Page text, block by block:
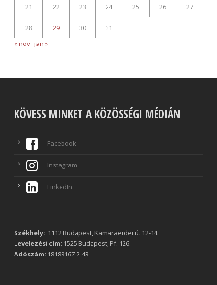
21 22 23 24 25 26 27
28 29 30
31
« nov jan »
KÖVESS MINKET A KÖZÖSSÉGI MÉDIÁN
Facebook
Instagram
LinkedIn
Székhely: 1112 Budapest, Kamaraerdei út 12-14.
Levelezési cím: 1525 Budapest, Pf. 126.
Adószám: 18188167-2-43